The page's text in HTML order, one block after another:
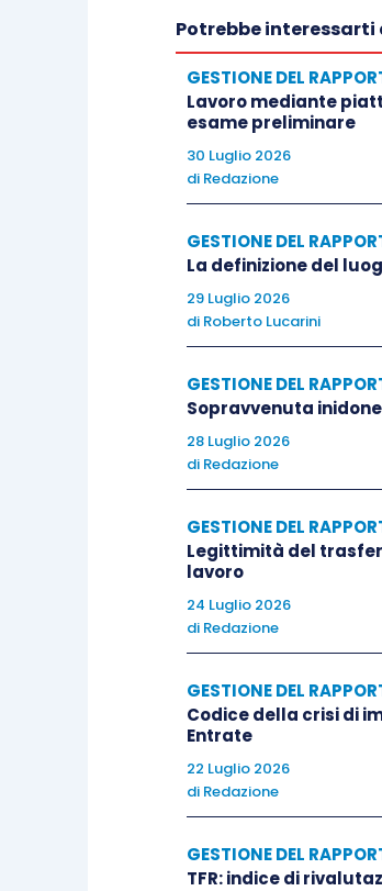
Potrebbe interessarti
GESTIONE DEL
Lavoro mediante
esame preliminare
30 Luglio 2026
di Redazione
GESTIONE DEL
La definizione del
29 Luglio 2026
di Roberto Lucarini
GESTIONE DEL
Sopravvenuta
28 Luglio 2026
di Redazione
GESTIONE DEL
Legittimità del
lavoro
24 Luglio 2026
di Redazione
GESTIONE DEL
Codice della crisi di
Entrate
22 Luglio 2026
di Redazione
GESTIONE DEL
TFR: indice di